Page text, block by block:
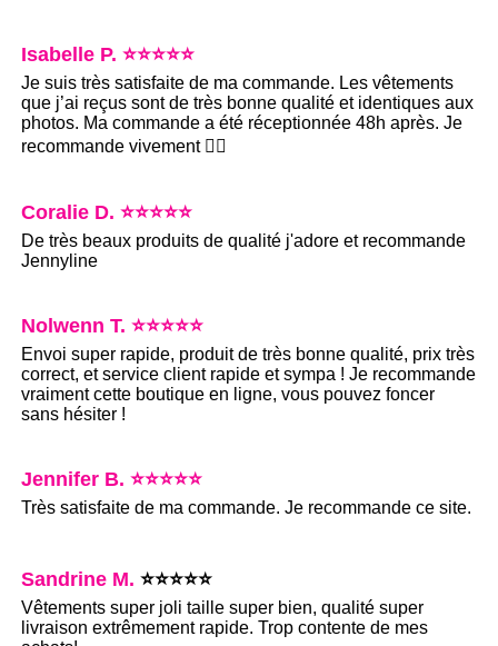
Isabelle P. ⭐⭐⭐⭐⭐
Je suis très satisfaite de ma commande. Les vêtements
que j’ai reçus sont de très bonne qualité et identiques aux
photos. Ma commande a été réceptionnée 48h après. Je
recommande vivement 👌🏻
Coralie D. ⭐⭐⭐⭐⭐
De très beaux produits de qualité j'adore et recommande
Jennyline
Nolwenn T. ⭐⭐⭐⭐⭐
Envoi super rapide, produit de très bonne qualité, prix très
correct, et service client rapide et sympa ! Je recommande
vraiment cette boutique en ligne, vous pouvez foncer
sans hésiter !
Jennifer B. ⭐⭐⭐⭐⭐
Très satisfaite de ma commande. Je recommande ce site.
Sandrine M.⭐⭐⭐⭐⭐
Vêtements super joli taille super bien, qualité super
livraison extrêmement rapide. Trop contente de mes